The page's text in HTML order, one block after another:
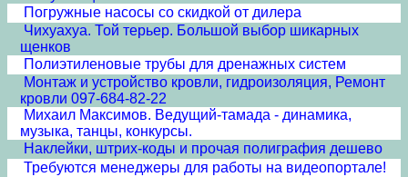
Погружные насосы со скидкой от дилера
Чихуахуа. Той терьер. Большой выбор шикарных
щенков
Полиэтиленовые трубы для дренажных систем
Монтаж и устройство кровли, гидроизоляция, Ремонт
кровли 097-684-82-22
Михаил Максимов. Ведущий-тамада - динамика,
музыка, танцы, конкурсы.
Наклейки, штрих-коды и прочая полиграфия дешево
Требуются менеджеры для работы на видеопортале!